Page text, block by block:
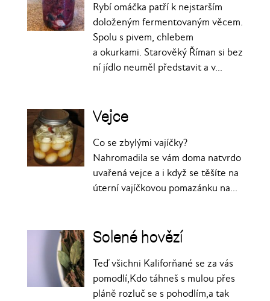
Rybí omáčka patří k nejstarším
doloženým fermentovaným věcem.
Spolu s pivem, chlebem
a okurkami. Starověký Říman si bez
ní jídlo neuměl představit a v...
Vejce
Co se zbylými vajíčky?
Nahromadila se vám doma natvrdo
uvařená vejce a i když se těšíte na
úterní vajíčkovou pomazánku na...
Solené hovězí
Teď všichni Kaliforňané se za vás
pomodlí,Kdo táhneš s mulou přes
pláně rozluč se s pohodlím,a tak